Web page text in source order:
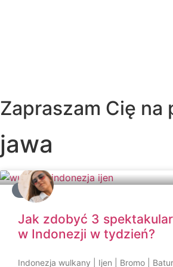
Zapraszam Cię na
jawa
AZJA
Jak zdobyć 3
w Indonezji w tydzień?
Indonezja wulkany | Ijen | Bromo |